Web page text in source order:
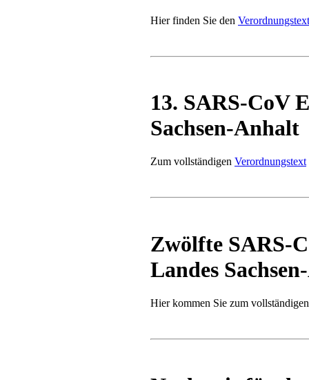
Hier finden Sie den Verordnungstext
13. SARS-CoV
Sachsen-Anhalt
Zum vollständigen Verordnungstext
Zwölfte SARS-
Landes
Hier kommen Sie zum